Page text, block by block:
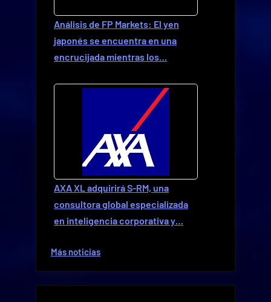
Análisis de FP Markets: El yen
japonés se encuentra en una
encrucijada mientras los…
AXA XL adquirirá S-RM, una
consultora global especializada
en inteligencia corporativa y…
Más noticias